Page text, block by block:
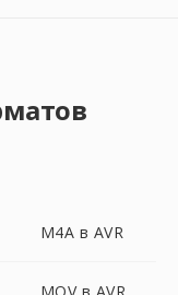
M4A в AVR